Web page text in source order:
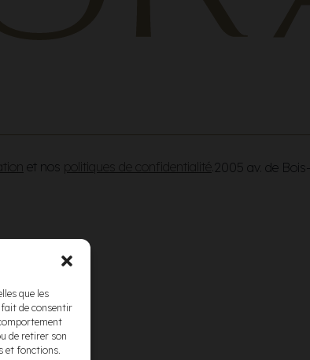
que les
de consentir
de retirer son
et fonctions.
et nos politiques de confidentialité 2005 av. de